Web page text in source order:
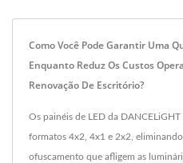
Como Você Pode Garantir Uma
Enquanto Reduz Os Custos
Renovação De Escritório?
Os painéis de LED da
formatos 4x2, 4x1 e 2x2,
ofuscamento que afligem as